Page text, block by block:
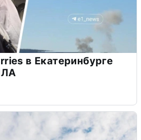
в Екатеринбурге